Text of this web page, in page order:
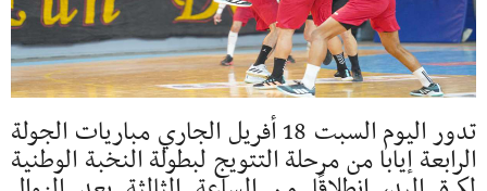
تدور اليوم السبت 18 أفريل الجاري مباريات الجولة
الرابعة إيابا من مرحلة التتويج لبطولة النخبة الوطنية